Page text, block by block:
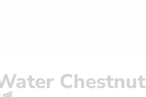
Chestnut